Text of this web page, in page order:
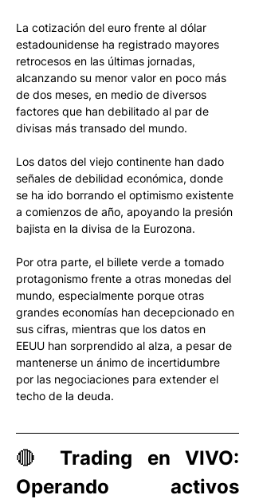
La cotización del euro frente al dólar
estadounidense ha registrado mayores
retrocesos en las últimas jornadas,
alcanzando su menor valor en poco más
de dos meses, en medio de diversos
factores que han debilitado al par de
divisas más transado del mundo.
Los datos del viejo continente han dado
señales de debilidad económica, donde
se ha ido borrando el optimismo existente
a comienzos de año, apoyando la presión
bajista en la divisa de la Eurozona.
Por otra parte, el billete verde a tomado
protagonismo frente a otras monedas del
mundo, especialmente porque otras
grandes economías han decepcionado en
sus cifras, mientras que los datos en
EEUU han sorprendido al alza, a pesar de
mantenerse un ánimo de incertidumbre
por las negociaciones para extender el
techo de la deuda.
🔴 Trading en VIVO:
Operando activos